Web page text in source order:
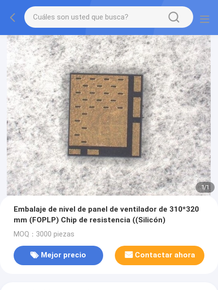
1/1
Embalaje de nivel de panel de ventilador de 310*320
mm (FOPLP) Chip de resistencia ((Silicón)
MOQ：3000 piezas
Mejor precio Contactar ahora